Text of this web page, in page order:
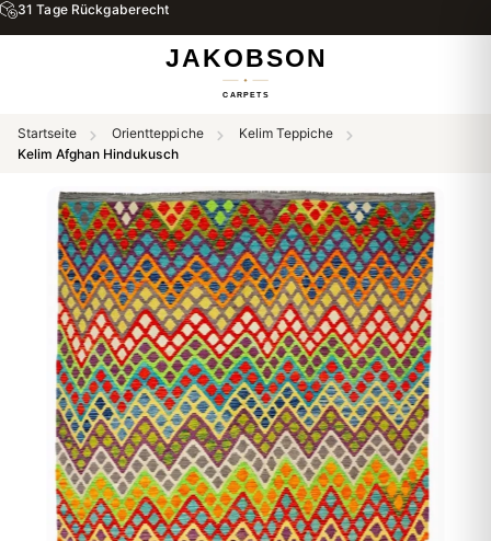
31 Tage Rückgaberecht
Startseite Orientteppiche
Kelim Teppiche
Kelim Afghan Hindukusch